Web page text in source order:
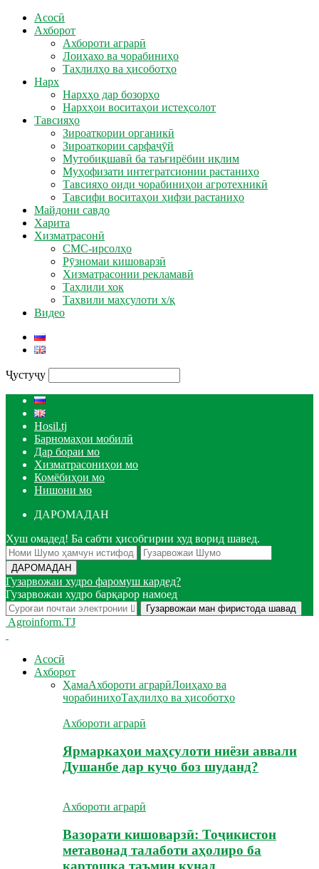
Асосӣ
Ахборот
Ахбороти аграрӣ
Лоиҳахо ва чорабиниҳо
Таҳлилҳо ва ҳисоботҳо
Нарх
Нархҳо дар бозорҳо
Нархҳои воситаҳои истеҳсолот
Тавсияҳо
Зироаткории органикӣ
Зироаткории сарфаҷӯй
Мутобиқшавӣ ба таъғирёбии иқлим
Муҳофизати интегратсионии растаниҳо
Тавсияҳо оиди чорабиниҳои агротехникӣ
Тавсифи воситаҳои ҳифзи растаниҳо
Майдони савдо
Харита
Хизматрасонӣ
СМС-ирсолҳо
Рӯзномаи кишоварзӣ
Хизматрасонии рекламавӣ
Таҳлили хок
Таҳвили маҳсулоти х/қ
Видео
Ҷустуҷу
Hosil.tj
Барномаҳои мобилӣ
Дар бораи мо
Хизматрасониҳои мо
Комёбиҳои мо
Нишони мо
ДАРОМАДАН
Хуш омадед! Ба сабти ҳисобгирии худ ворид шавед.
Гузарвожаи худро фаромуш кардед?
Гузарвожаи худро барқарор намоед
Agroinform.TJ
Асосӣ
Ахборот
ҲамаАхбороти аграрӣЛоиҳахо ва
чорабиниҳоТаҳлилҳо ва ҳисоботҳо
Ахбороти аграрӣ
Ярмаркаҳои маҳсулоти ниёзи аввали
Душанбе дар куҷо боз шуданд?
Ахбороти аграрӣ
Вазорати кишоварзӣ: Тоҷикистон
метавонад талаботи аҳолиро ба
картошка таъмин кунад